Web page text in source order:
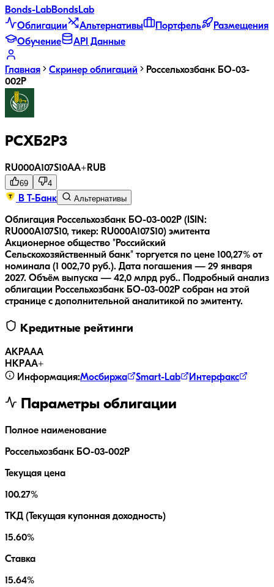
Bonds-LabBondsLab
Облигации
Альтернативы Портфель
Размещения
Обучение
API Данные
Главная Скринер облигаций
Россельхозбанк БO-03-
002P
РСХБ2Р3
RU000A107S10AA+ RUB
69 4
В Т-Банк Альтернативы
Облигация Россельхозбанк БO-03-002P (ISIN:
RU000A107S10, тикер: RU000A107S10) эмитента
Акционерное общество "Российский
Сельскохозяйственный банк" торгуется по цене 100,27% от
номинала (1 002,70 руб.). Дата погашения — 29 января
2027. Объём выпуска — 42,0 млрд руб..
Подробный анализ
облигации Россельхозбанк БO-03-002P собран на этой
странице с дополнительной аналитикой по эмитенту.
Кредитные рейтинги
АКРАAA
НКРAA+
Информация:Мосбиржа Smart-Lab Интерфакс
Параметры облигации
Полное наименование
Россельхозбанк БO-03-002P
Текущая цена
100.27%
ТКД (Текущая купонная доходность)
15.60%
Ставка
15.64%